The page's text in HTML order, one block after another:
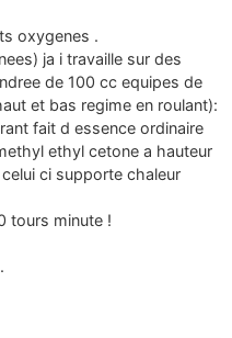
oxygenes .
ja i travaille sur des
de 100 cc equipes de
et bas regime en roulant):
fait d essence ordinaire
ethyl cetone a hauteur
ci supporte chaleur
tours minute !